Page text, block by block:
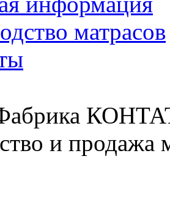
матрасов
и продажа